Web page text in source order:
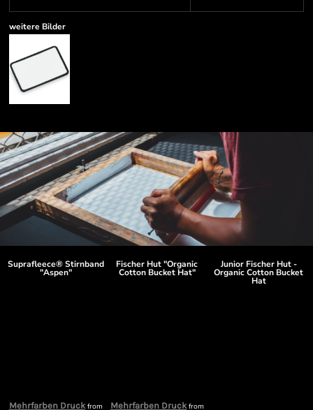
weitere Bilder
Suprafleece® Stirnband
"Aspen"
Mehrfarben Druckfrom
Fischer Hut "Organic
Cotton Bucket Hat"
Mehrfarben Druckfrom
Junior Fischer Hut -
Organic Cotton Bucket
Hat